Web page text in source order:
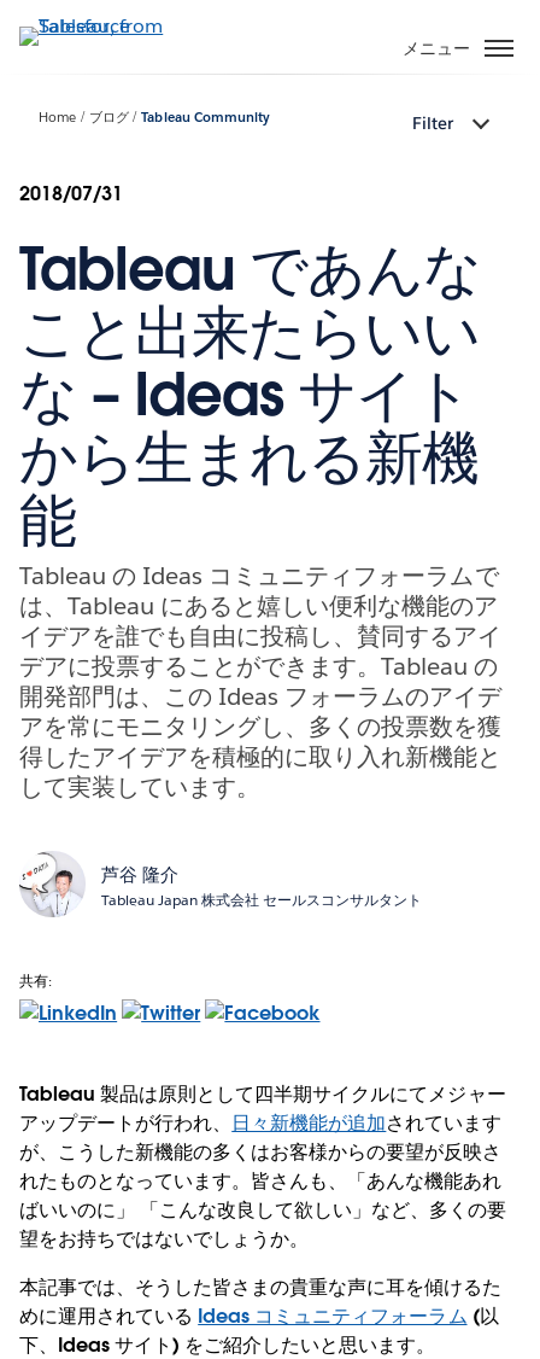
イ
ン
に
メニュー
Home ブログ Tableau Community Filter
2018/07/31
Tableau であんな
こと出来たらいい
な – Ideas サイト
から生まれる新機
能
Tableau の Ideas コミュニティフォーラムで
は、Tableau にあると嬉しい便利な機能のア
イデアを誰でも自由に投稿し、賛同するアイ
デアに投票することができます。Tableau の
開発部門は、この Ideas フォーラムのアイデ
アを常にモニタリングし、多くの投票数を獲
得したアイデアを積極的に取り入れ新機能と
して実装しています。
芦谷 隆介
Tableau Japan 株式会社 セールスコンサルタント
共有:
Tableau 製品は原則として四半期サイクルにてメジャー
アップデートが行われ、 日々新機能が追加されています
が、こうした新機能の多くはお客様からの要望が反映さ
れたものとなっています。皆さんも、「あんな機能あれ
ばいいのに」 「こんな改良して欲しい」など、多くの要
望をお持ちではないでしょうか。
本記事では、そうした皆さまの貴重な声に耳を傾けるた
めに運用されている Ideas コミュニティフォーラム (以
下、Ideas サイト) をご紹介したいと思います。